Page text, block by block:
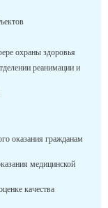
охраны здоровья
реанимации и
оказания гражданам
медицинской
качества